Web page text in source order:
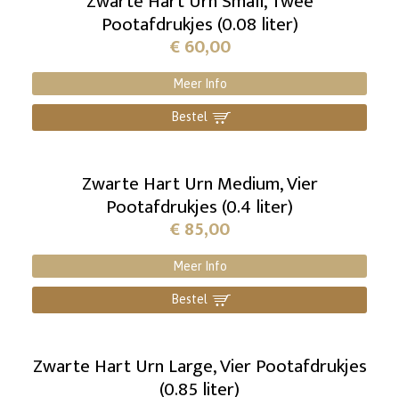
Pootafdrukjes (0.08 liter)
€60,00
Meer Info
Bestel ]
Zwarte Hart Urn Medium, Vier
Pootafdrukjes (0.4 liter)
€85,00
Meer Info
Bestel ]
Zwarte Hart Urn Large, Vier Pootafdrukjes
(0.85 liter)